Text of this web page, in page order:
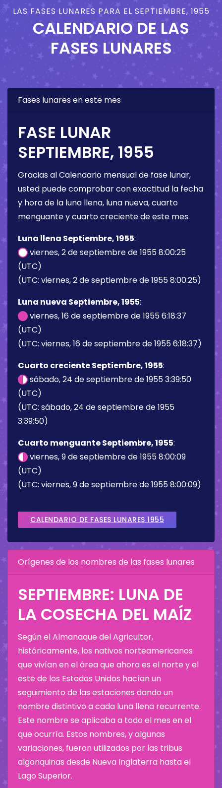
LAS FASES LUNARES PARA EL SEPTIEMBRE, 1955
CALENDARIO DE LAS
FASES LUNARES
Fases lunares en este mes
FASE LUNAR
SEPTIEMBRE, 1955
Gracias al Calendario mensual de fase lunar,
usted puede comprobar con exactitud la fecha
y hora de la luna llena, luna nueva, cuarto
menguante y cuarto creciente de este mes.
Luna llena Septiembre, 1955:
viernes, 2 de septiembre de 1955 8:00:25
(UTC)
(UTC: viernes, 2 de septiembre de 1955 8:00:25)
Luna nueva Septiembre, 1955:
viernes, 16 de septiembre de 1955 6:18:37
(UTC)
(UTC: viernes, 16 de septiembre de 1955 6:18:37)
Cuarto creciente Septiembre, 1955:
sábado, 24 de septiembre de 1955 3:39:50
(UTC)
(UTC: sábado, 24 de septiembre de 1955
3:39:50)
Cuarto menguante Septiembre, 1955:
viernes, 9 de septiembre de 1955 8:00:09
(UTC)
(UTC: viernes, 9 de septiembre de 1955 8:00:09)
CALENDARIO DE FASES LUNARES 1955
Orígenes de los nombres de las fases lunares
SEPTIEMBRE: LUNA DE
LA COSECHA DEL MAÍZ
Según el Almanaque del Agricultor,
históricamente, los nativos norteamericanos
que vivían en el área que ahora es el norte y el
este de los Estados Unidos hacían un
seguimiento de las estaciones dando un
nombre distintivo a cada luna llena recurrente.
Este nombre se aplicaba a todo el mes en el
que ocurría. Estos nombres, y algunas
variaciones, fueron utilizados por las tribus
algonquinas desde Nueva Inglaterra hasta el
Lago Superior.